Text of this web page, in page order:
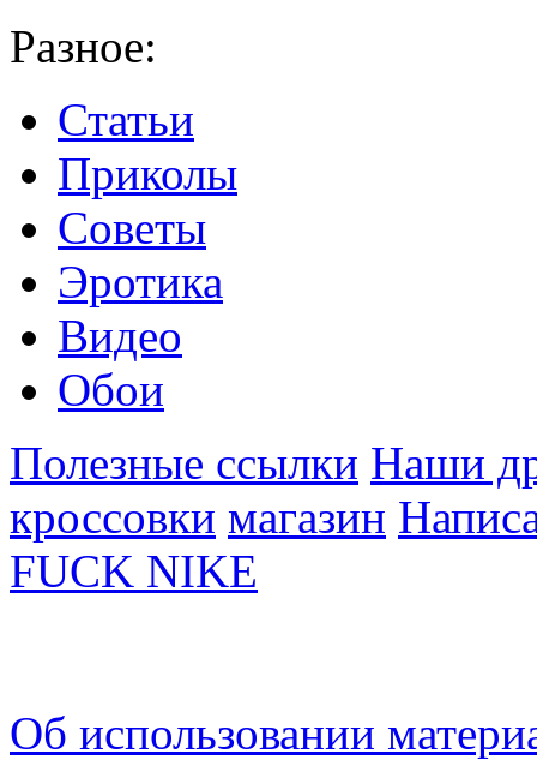
Разное:
Статьи
Приколы
Советы
Эротика
Видео
Обои
Полезные ссылки Наши
кроссовки магазин
FUCK NIKE
Об использовании